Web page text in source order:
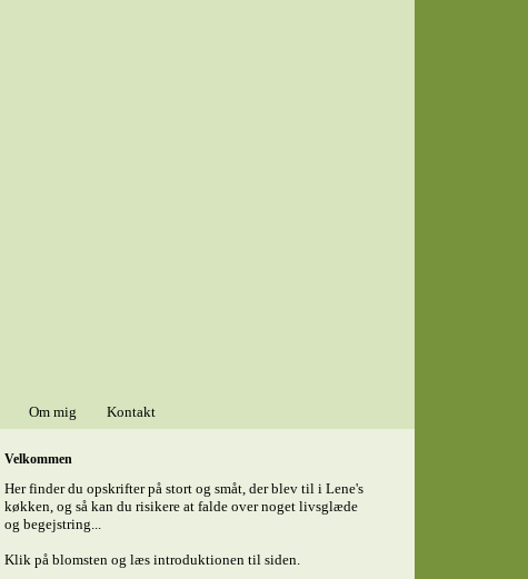
Om mig Kontakt
Velkommen
Her finder du opskrifter på stort og småt, der blev til i Lene's
køkken, og så kan du risikere at falde over noget livsglæde
og begejstring...
Klik på blomsten og læs introduktionen til siden.